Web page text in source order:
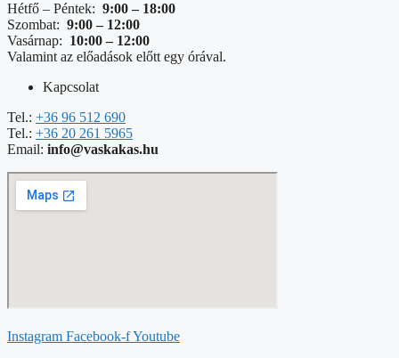
Hétfő – Péntek: 9:00 – 18:00
Szombat: 9:00 – 12:00
Vasárnap: 10:00 – 12:00
Valamint az előadások előtt egy órával.
Kapcsolat
Tel.: +36 96 512 690
Tel.: +36 20 261 5965
Email: info@vaskakas.hu
Instagram Facebook-fYoutube